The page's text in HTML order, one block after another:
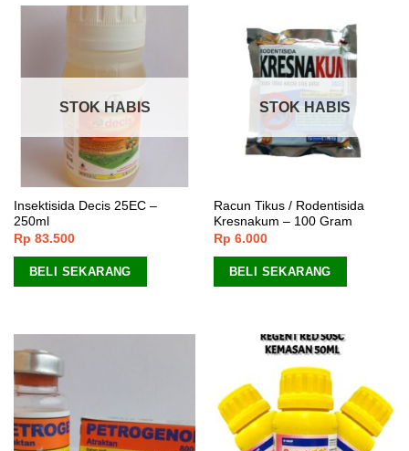
STOK HABIS
Insektisida Decis 25EC –
250ml
Rp 83.500
BELI SEKARANG
STOK HABIS
Racun Tikus / Rodentisida
Kresnakum – 100 Gram
Rp 6.000
BELI SEKARANG